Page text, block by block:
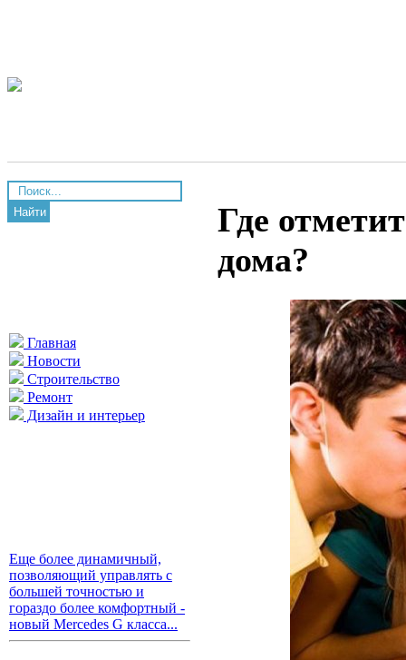
Найти
Главная
Новости
Строительство
Ремонт
Дизайн и интерьер
Еще более динамичный,
позволяющий управлять с
большей точностью и
гораздо более комфортный -
новый Mercedes G класса...
Где
дома?